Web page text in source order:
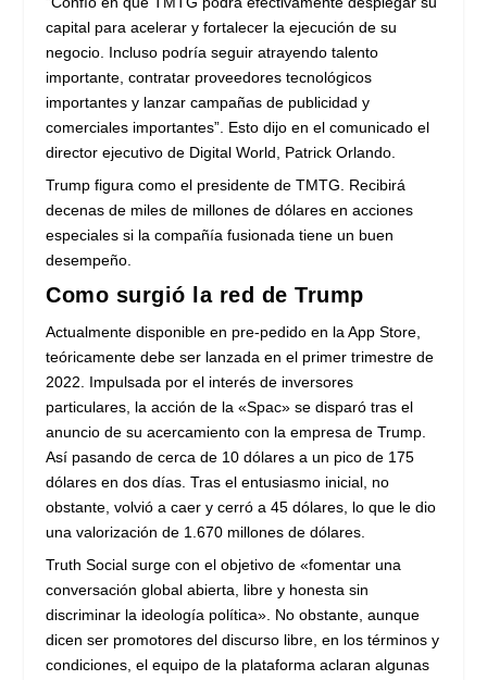
capital para acelerar y fortalecer la ejecución de su
negocio. Incluso podría seguir atrayendo talento
importante, contratar proveedores tecnológicos
importantes y lanzar campañas de publicidad y
comerciales importantes”. Esto dijo en el comunicado el
director ejecutivo de Digital World, Patrick Orlando.
Trump figura como el presidente de TMTG. Recibirá
decenas de miles de millones de dólares en acciones
especiales si la compañía fusionada tiene un buen
desempeño.
Como surgió la red de Trump
Actualmente disponible en pre-pedido en la App Store,
teóricamente debe ser lanzada en el primer trimestre de
2022. Impulsada por el interés de inversores
particulares, la acción de la «Spac» se disparó tras el
anuncio de su acercamiento con la empresa de Trump.
Así pasando de cerca de 10 dólares a un pico de 175
dólares en dos días. Tras el entusiasmo inicial, no
obstante, volvió a caer y cerró a 45 dólares, lo que le dio
una valorización de 1.670 millones de dólares.
Truth Social surge con el objetivo de «fomentar una
conversación global abierta, libre y honesta sin
discriminar la ideología política». No obstante, aunque
dicen ser promotores del discurso libre, en los términos y
condiciones, el equipo de la plataforma aclaran algunas